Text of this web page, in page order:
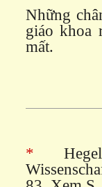
Những
giáo khoa
mất.
*